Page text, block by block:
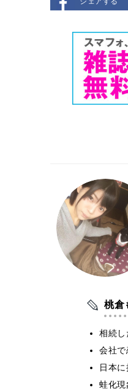
桃倉
相続し
会社で
日本
蛙化現